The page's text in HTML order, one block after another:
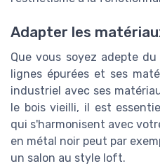
Adapter les
Que vous soyez adepte
lignes épurées et ses
industriel avec ses
le bois vieilli, il est
qui s'harmonisent avec
en métal noir peut par
un salon au style loft.